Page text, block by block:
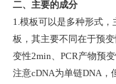
二、主要的成分
1.模板可以是多种形式
板，其主要不同在于预
变性2min、PCR产物预
注意cDNA为单链DNA，